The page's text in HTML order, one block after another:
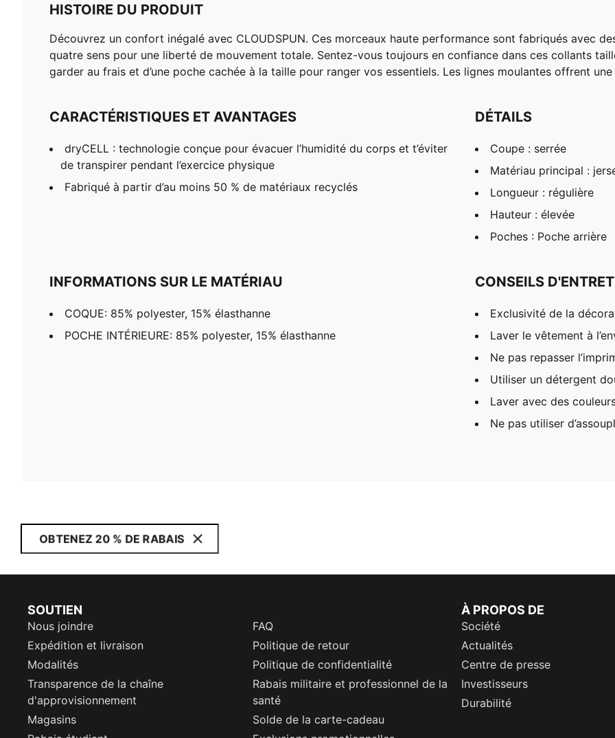
HISTOIRE DU PRODUIT
Découvrez un confort inégalé avec CLOUDSPUN. Ces morceaux haute performance sont fabriqués avec
quatre sens pour une liberté de mouvement totale. Sentez-vous toujours en confiance dans ces collants
garder au frais et d’une poche cachée à la taille pour ranger vos essentiels. Les lignes moulantes offrent
CARACTÉRISTIQUES ET AVANTAGES
dryCELL : technologie conçue pour évacuer l’humidité du corps et t’éviter
de transpirer pendant l’exercice physique
Fabriqué à partir d’au moins 50 % de matériaux recyclés
DÉTAILS
Coupe : serrée
Matériau principal :
Longueur : régulière
Hauteur : élevée
Poches : Poche arrière
INFORMATIONS SUR LE MATÉRIAU
COQUE: 85% polyester, 15% élasthanne
POCHE INTÉRIEURE: 85% polyester, 15% élasthanne
CONSEILS
Exclusivité de la
Laver le vêtement à
Ne pas repasser
Utiliser un détergent
Laver avec des
Ne pas utiliser
OBTENEZ 20 % DE RABAIS
SOUTIEN
Nous joindre
FAQ
Expédition et livraison
Politique de retour
Modalités
Politique de confidentialité
Transparence de la chaîne
d'approvisionnement
Rabais militaire et professionnel de la
santé
Magasins
Solde de la carte-cadeau
À PROPOS DE
Société
Actualités
Centre de presse
Investisseurs
Durabilité